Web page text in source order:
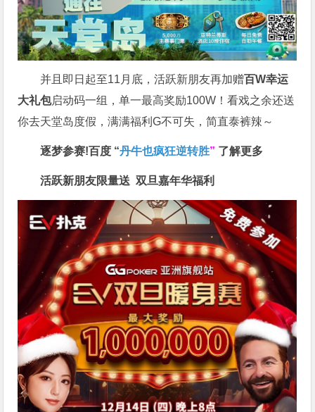
并且即日起至11月底，活跃新朋友再加赠百W幸运
大礼包启动码一组，单一最高奖励100W！看戏之余还送
你去天堂岛度假，满满福利G不可失，简直泰裤辣～
逐梦参赛!百度 “丹牛也疯狂逆转胜” 了解更多
活跃新朋友限量送双旦嘉年华福利